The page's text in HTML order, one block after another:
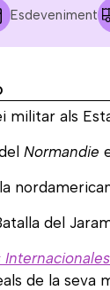
Esdeveniment
militar als
Normandie
del
de la seva